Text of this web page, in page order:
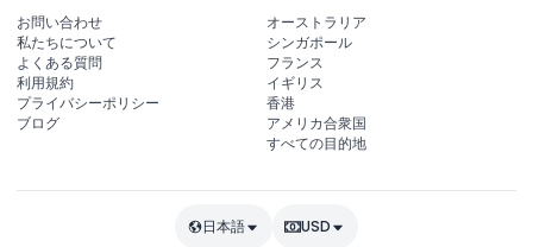
お問い合わせ
私たちについて
よくある質問
利用規約
プライバシーポリシー
ブログ
オーストラリア
シンガポール
フランス
イギリス
香港
アメリカ合衆国
すべての目的地
日本語 USD